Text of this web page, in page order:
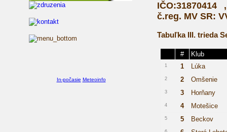
č.reg. MV SR:
Tabuľka III. trieda
# Klub
1 1 Lúka
2 2 Omšenie
3 3 Horňany
4 4 Motešice
5 5 Beckov
In-počasie Meteoinfo